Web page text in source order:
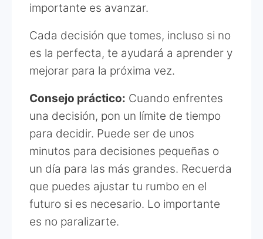
importante es avanzar.
Cada decisión que tomes, incluso si no
es la perfecta, te ayudará a aprender y
mejorar para la próxima vez.
Consejo práctico: Cuando enfrentes
una decisión, pon un límite de tiempo
para decidir. Puede ser de unos
minutos para decisiones pequeñas o
un día para las más grandes. Recuerda
que puedes ajustar tu rumbo en el
futuro si es necesario. Lo importante
es no paralizarte.